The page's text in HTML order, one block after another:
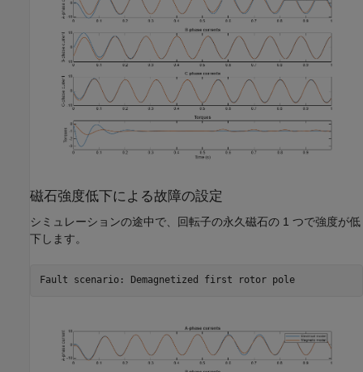
磁石強度低下による故障の設定
シミュレーションの途中で、回転子の永久磁石の 1 つで強度が低
下します。
Fault scenario: Demagnetized first rotor pole